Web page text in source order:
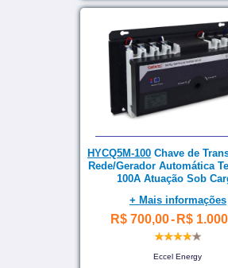
HYCQ5M-100Chave de
Rede/Gerador Automática
100A Atuação Sob
+ Mais informações
R$ 700,00- R$
Eccel Energy